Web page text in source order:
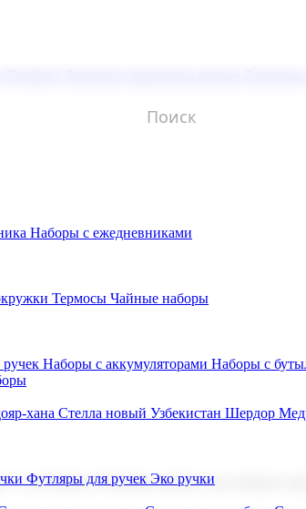
Наборы с ежедневниками
Термосы Чайные наборы
Наборы с аккумуляторами Наборы с
хана Стелла новый Узбекистан Шердор
Футляры для ручек Эко ручки
В нашем каталоге вы найдете